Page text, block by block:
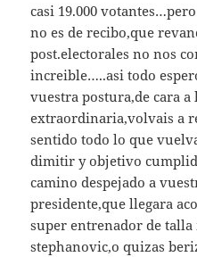
casi 19.000
no es de recibo,que
post.electorales no nos
increible…..asi todo
vuestra postura,de cara a
extraordinaria,volvais a
sentido todo lo que
dimitir y objetivo
camino despejado a
presidente,que llegara
super entrenador de
stephanovic,o quizas